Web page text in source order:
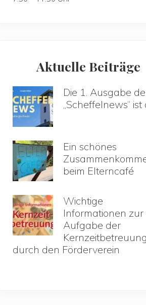
Aktuelle Beiträge
Die 1. Ausgabe
„Scheffelnews“ ist
Ein schönes
beim Elterncafé
Wichtige
Informationen zur
Aufgabe der
Kernzeitbetreuung
durch den Förderverein